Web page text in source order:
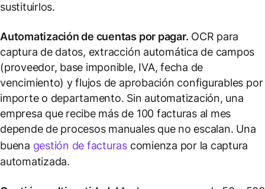
sustituirlos.
Automatización de cuentas por pagar. OCR para
captura de datos, extracción automática de campos
(proveedor, base imponible, IVA, fecha de
vencimiento) y flujos de aprobación configurables por
importe o departamento. Sin automatización, una
empresa que recibe más de 100 facturas al mes
depende de procesos manuales que no escalan. Una
buena gestión de facturas comienza por la captura
automatizada.